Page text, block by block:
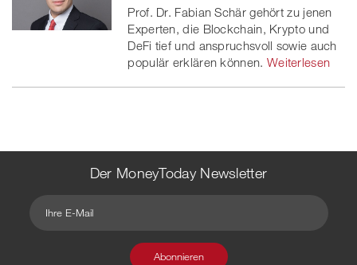
Prof. Dr. Fabian Schär gehört zu jenen
Experten, die Blockchain, Krypto und
DeFi tief und anspruchsvoll sowie auch
populär erklären können. Weiterlesen
Der MoneyToday Newsletter